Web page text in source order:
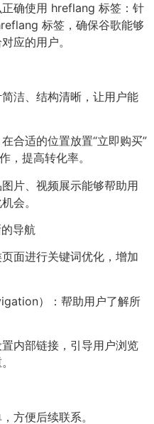
确使用 hreflang 标签：针
标签，确保谷歌能够
应的用户。
洁、结构清晰，让用户能
合适的位置放置“立即购买”
，提高转化率。
片、视频展示能够帮助用
会。
导航
面进行关键词优化，增加
）：帮助用户了解所
内部链接，引导用户浏览
方便后续联系。